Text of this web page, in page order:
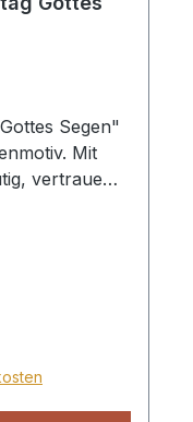
Segen"
Mit
vertraue